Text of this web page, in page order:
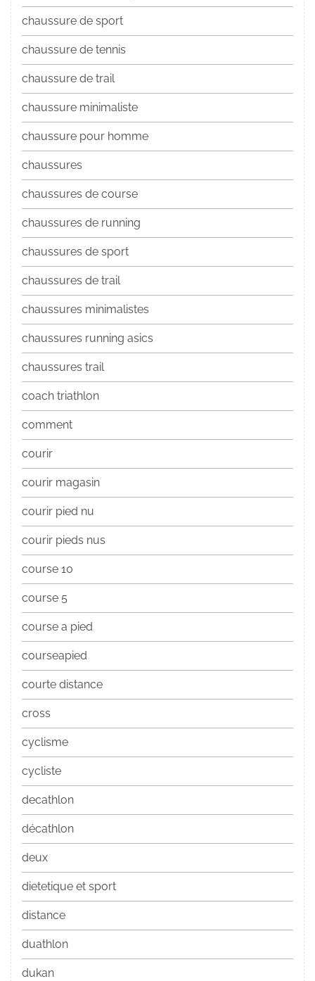
chaussure de sport
chaussure de tennis
chaussure de trail
chaussure minimaliste
chaussure pour homme
chaussures
chaussures de course
chaussures de running
chaussures de sport
chaussures de trail
chaussures minimalistes
chaussures running asics
chaussures trail
coach triathlon
comment
courir
courir magasin
courir pied nu
courir pieds nus
course 10
course 5
course a pied
courseapied
courte distance
cross
cyclisme
cycliste
decathlon
décathlon
deux
dietetique et sport
distance
duathlon
dukan